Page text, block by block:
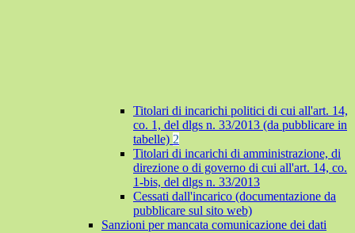
Titolari di incarichi politici di cui all'art. 14,
co. 1, del dlgs n. 33/2013 (da pubblicare in
tabelle) 2
Titolari di incarichi di amministrazione, di
direzione o di governo di cui all'art. 14, co.
1-bis, del dlgs n. 33/2013
Cessati dall'incarico (documentazione da
pubblicare sul sito web)
Sanzioni per mancata comunicazione dei dati